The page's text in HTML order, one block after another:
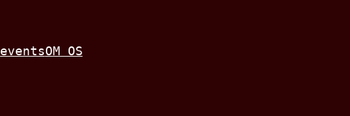
eventsOM OS